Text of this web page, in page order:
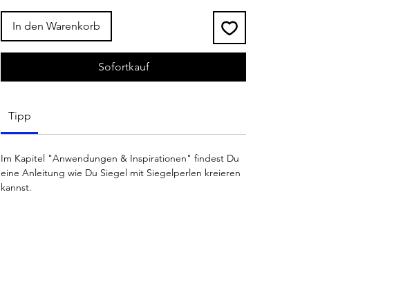
In den Warenkorb
Sofortkauf
Tipp
Im Kapitel "Anwendungen & Inspirationen" findest Du
eine Anleitung wie Du Siegel mit Siegelperlen kreieren
kannst.